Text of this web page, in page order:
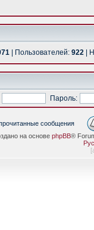
| Пользователей: 922 |
Пароль:
сообщения
на основе phpBB®
[